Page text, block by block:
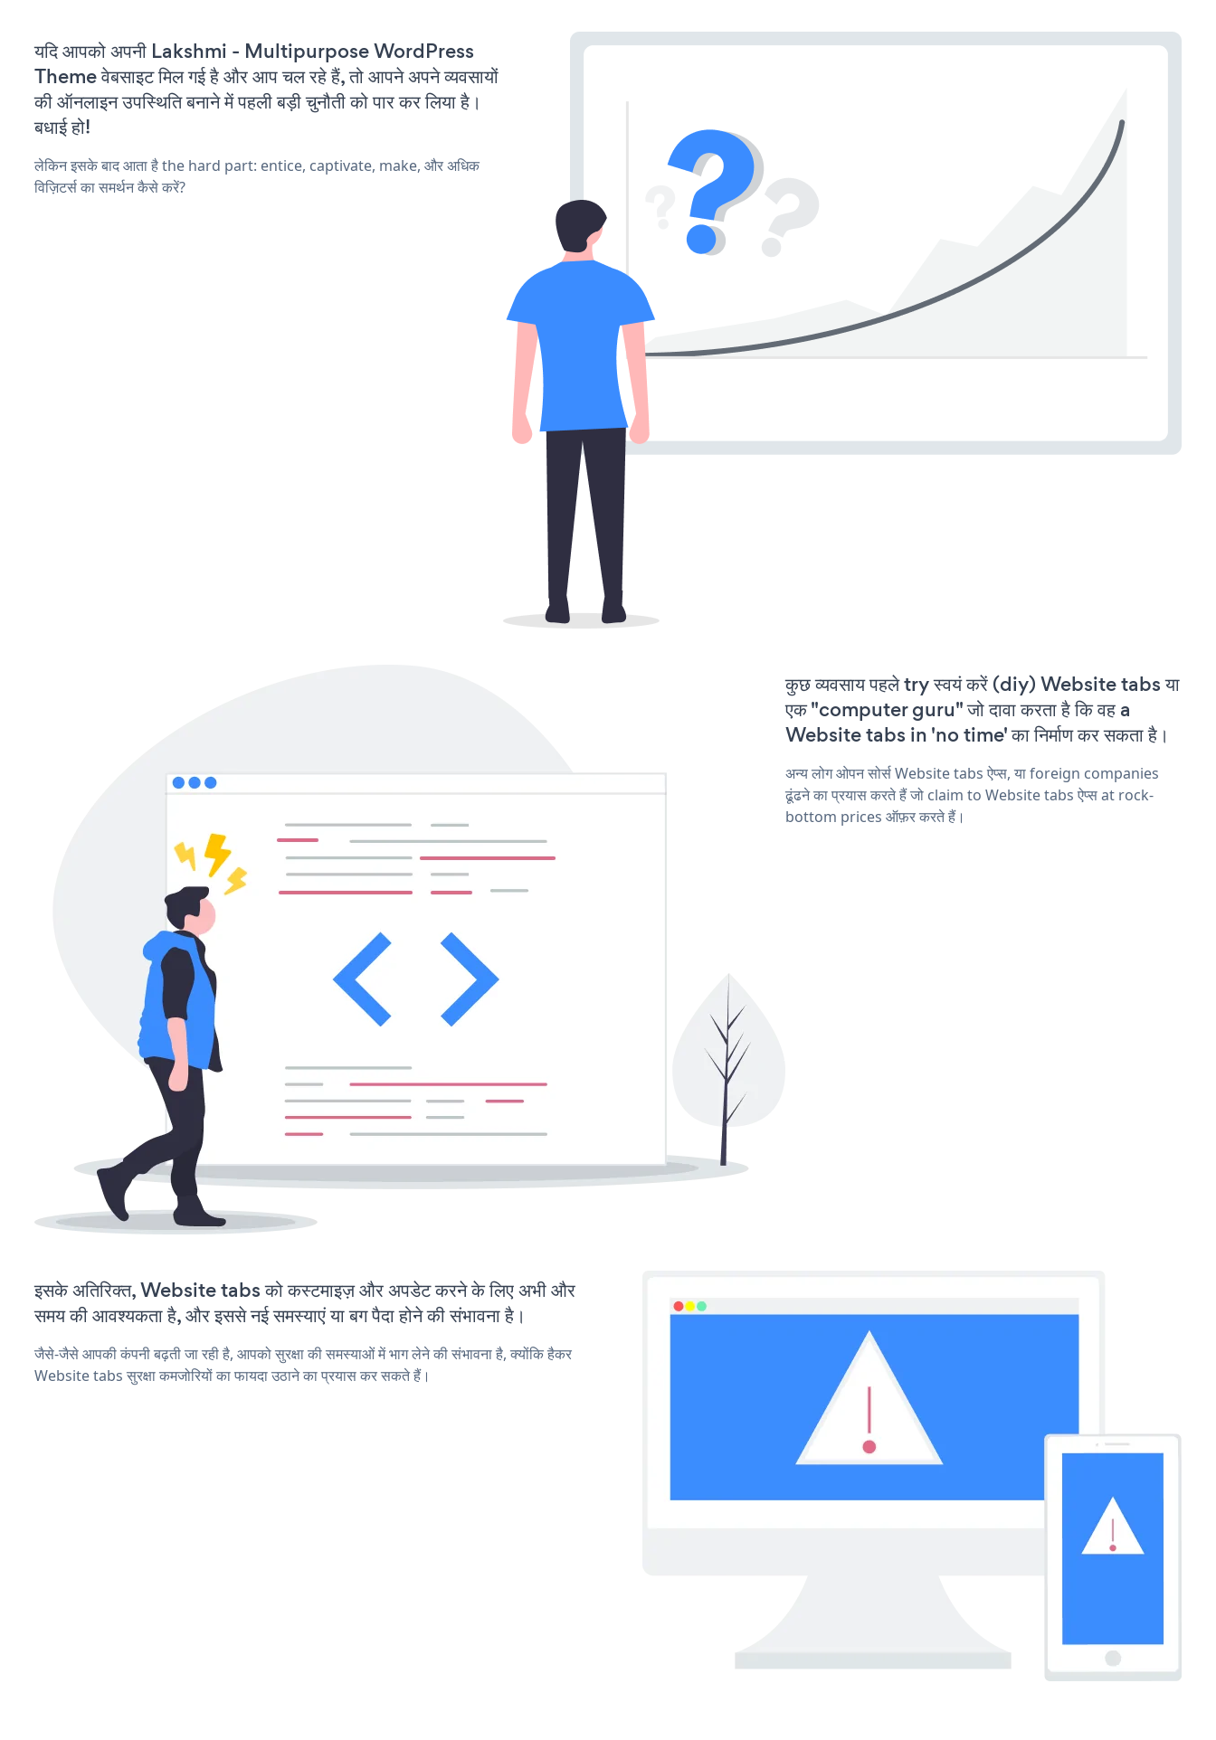
यदि आपको अपनी Lakshmi - Multipurpose WordPress
Theme वेबसाइट मिल गई है और आप चल रहे हैं, तो आपने अपने व्यवसायों
की ऑनलाइन उपस्थिति बनाने में पहली बड़ी चुनौती को पार कर लिया है।
बधाई हो!
लेकिन इसके बाद आता है the hard part: entice, captivate, make, और अधिक
विज़िटर्स का समर्थन कैसे करें?
कुछ व्यवसाय पहले try स्वयं करें (diy) Website tabs या
एक "computer guru" जो दावा करता है कि वह a
Website tabs in 'no time' का निर्माण कर सकता है।
अन्य लोग ओपन सोर्स Website tabs ऐप्स, या foreign companies
ढूंढने का प्रयास करते हैं जो claim to Website tabs ऐप्स at rock-
bottom prices ऑफ़र करते हैं।
इसके अतिरिक्त, Website tabs को कस्टमाइज़ और अपडेट करने के लिए अभी और
समय की आवश्यकता है, और इससे नई समस्याएं या बग पैदा होने की संभावना है।
जैसे-जैसे आपकी कंपनी बढ़ती जा रही है, आपको सुरक्षा की समस्याओं में भाग लेने की संभावना है, क्योंकि हैकर
Website tabs सुरक्षा कमजोरियों का फायदा उठाने का प्रयास कर सकते हैं।